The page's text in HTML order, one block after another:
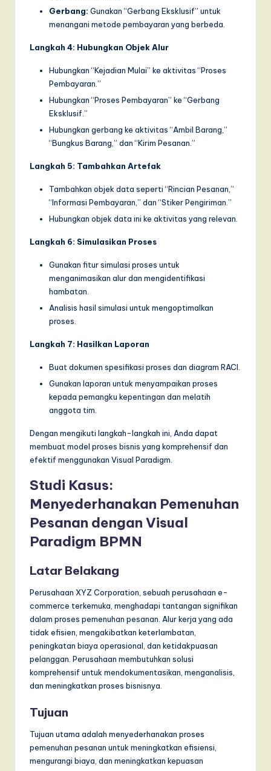
Gerbang: Gunakan “Gerbang Eksklusif” untuk
menangani metode pembayaran yang berbeda.
Langkah 4: Hubungkan Objek Alur
Hubungkan “Kejadian Mulai” ke aktivitas “Proses
Pembayaran.”
Hubungkan “Proses Pembayaran” ke “Gerbang
Eksklusif.”
Hubungkan gerbang ke aktivitas “Ambil Barang,”
“Bungkus Barang,” dan “Kirim Pesanan.”
Langkah 5: Tambahkan Artefak
Tambahkan objek data seperti “Rincian Pesanan,”
“Informasi Pembayaran,” dan “Stiker Pengiriman.”
Hubungkan objek data ini ke aktivitas yang relevan.
Langkah 6: Simulasikan Proses
Gunakan fitur simulasi proses untuk
menganimasikan alur dan mengidentifikasi
hambatan.
Analisis hasil simulasi untuk mengoptimalkan
proses.
Langkah 7: Hasilkan Laporan
Buat dokumen spesifikasi proses dan diagram RACI.
Gunakan laporan untuk menyampaikan proses
kepada pemangku kepentingan dan melatih
anggota tim.
Dengan mengikuti langkah-langkah ini, Anda dapat
membuat model proses bisnis yang komprehensif dan
efektif menggunakan Visual Paradigm.
Studi Kasus:
Menyederhanakan Pemenuhan
Pesanan dengan Visual
Paradigm BPMN
Latar Belakang
Perusahaan XYZ Corporation, sebuah perusahaan e-
commerce terkemuka, menghadapi tantangan signifikan
dalam proses pemenuhan pesanan. Alur kerja yang ada
tidak efisien, mengakibatkan keterlambatan,
peningkatan biaya operasional, dan ketidakpuasan
pelanggan. Perusahaan membutuhkan solusi
komprehensif untuk mendokumentasikan, menganalisis,
dan meningkatkan proses bisnisnya.
Tujuan
Tujuan utama adalah menyederhanakan proses
pemenuhan pesanan untuk meningkatkan efisiensi,
mengurangi biaya, dan meningkatkan kepuasan